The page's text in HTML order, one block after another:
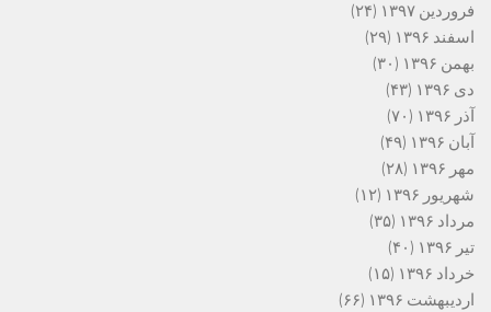
فروردین ۱۳۹۷
(۲۴)
اسفند ۱۳۹۶
(۲۹)
بهمن ۱۳۹۶
(۳۰)
دی ۱۳۹۶
(۴۳)
آذر ۱۳۹۶
(۷۰)
آبان ۱۳۹۶
(۴۹)
مهر ۱۳۹۶
(۲۸)
شهریور ۱۳۹۶
(۱۲)
مرداد ۱۳۹۶
(۳۵)
تیر ۱۳۹۶
(۴۰)
خرداد ۱۳۹۶
(۱۵)
اردیبهشت ۱۳۹۶
(۶۶)